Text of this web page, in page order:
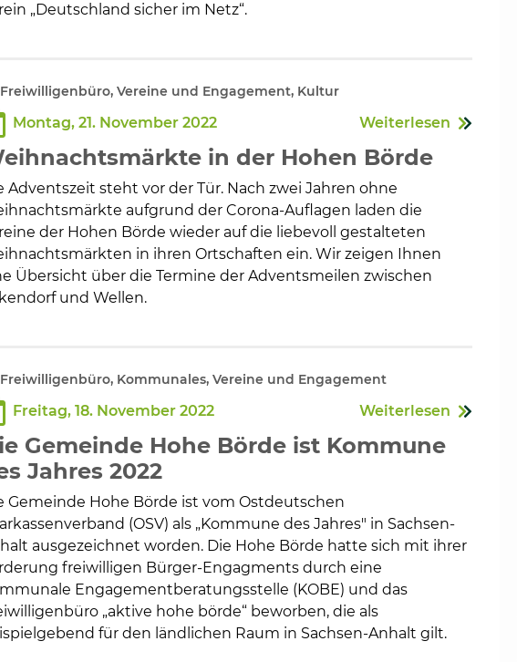
„Deutschland sicher im Netz“.
Freiwilligenbüro, Vereine und Engagement, Kultur
Montag, 21. November 2022 Weiterlesen
in der Hohen Börde
Adventszeit steht vor der Tür. Nach zwei Jahren ohne
aufgrund der Corona-Auflagen laden die
der Hohen Börde wieder auf die liebevoll gestalteten
in ihren Ortschaften ein. Wir zeigen Ihnen
Übersicht über die Termine der Adventsmeilen zwischen
und Wellen.
Freiwilligenbüro, Kommunales, Vereine und Engagement
Freitag, 18. November 2022 Weiterlesen
Gemeinde Hohe Börde ist Kommune
Jahres 2022
Gemeinde Hohe Börde ist vom Ostdeutschen
(OSV) als „Kommune des Jahres" in Sachsen-
ausgezeichnet worden. Die Hohe Börde hatte sich mit ihrer
freiwilligen Bürger-Engagments durch eine
Engagementberatungsstelle (KOBE) und das
„aktive hohe börde“ beworben, die als
für den ländlichen Raum in Sachsen-Anhalt gilt.